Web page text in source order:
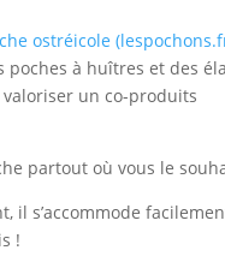
ostréicole
à huîtres et des
un co-produits
partout où vous le
il s’accommode
!